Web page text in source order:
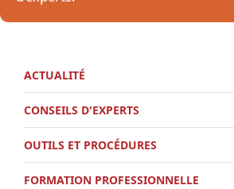
ACTUALITÉ
CONSEILS D'EXPERTS
OUTILS ET PROCÉDURES
FORMATION PROFESSIONNELLE